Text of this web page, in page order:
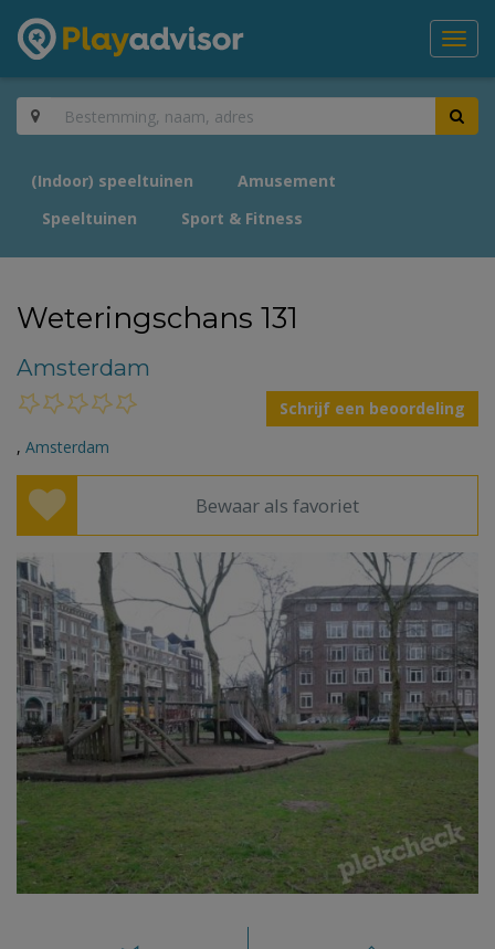
(Indoor) speeltuinen
Amusement
Speeltuinen
Sport & Fitness
Weteringschans 131
Amsterdam
Schrijf een beoordeling
, Amsterdam
Bewaar als favoriet